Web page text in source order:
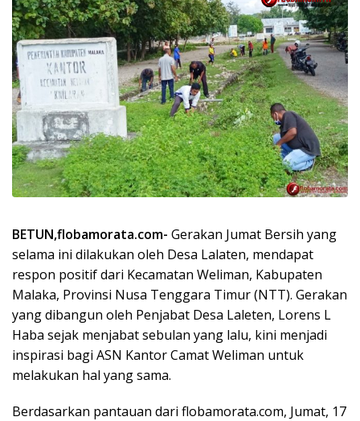
BETUN,flobamorata.com- Gerakan Jumat Bersih yang
selama ini dilakukan oleh Desa Lalaten, mendapat
respon positif dari Kecamatan Weliman, Kabupaten
Malaka, Provinsi Nusa Tenggara Timur (NTT). Gerakan
yang dibangun oleh Penjabat Desa Laleten, Lorens L
Haba sejak menjabat sebulan yang lalu, kini menjadi
inspirasi bagi ASN Kantor Camat Weliman untuk
melakukan hal yang sama.
Berdasarkan pantauan dari flobamorata.com, Jumat, 17